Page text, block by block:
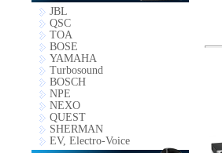
JBL
QSC
TOA
BOSE
YAMAHA
Turbosound
BOSCH
NPE
NEXO
QUEST
SHERMAN
EV, Electro-Voice